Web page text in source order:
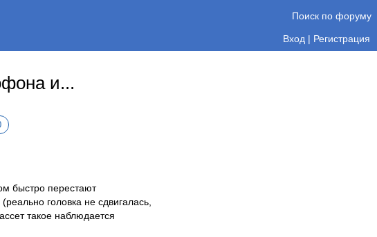
Поиск по форуму
Вход | Регистрация
и...
быстро перестают
головка не сдвигалась,
такое наблюдается